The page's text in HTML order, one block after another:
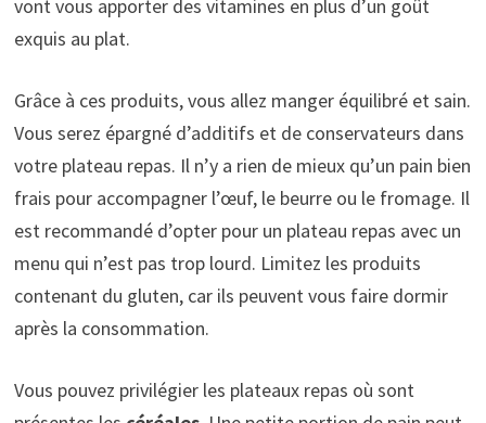
vont vous apporter des vitamines en plus d’un goût
exquis au plat.
Grâce à ces produits, vous allez manger équilibré et sain.
Vous serez épargné d’additifs et de conservateurs dans
votre plateau repas. Il n’y a rien de mieux qu’un pain bien
frais pour accompagner l’œuf, le beurre ou le fromage. Il
est recommandé d’opter pour un plateau repas avec un
menu qui n’est pas trop lourd. Limitez les produits
contenant du gluten, car ils peuvent vous faire dormir
après la consommation.
Vous pouvez privilégier les plateaux repas où sont